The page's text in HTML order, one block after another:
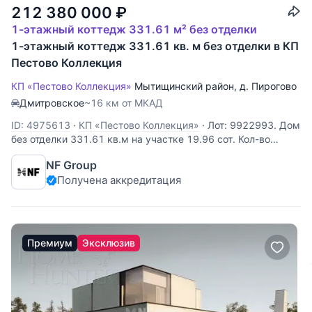
212 380 000 ₽
1-этажный коттедж 331.61 м² без отделки
1-этажный коттедж 331.61 кв. м без отделки в КП
Пестово Коллекция
КП «Пестово Коллекция» Мытищинский район, д. Пирогово
Дмитровское~16 км от МКАД
ID: 4975613 · КП «Пестово Коллекция» · Лот: 9922993. Дом
без отделки 331.61 кв.м на участке 19.96 cот. Кол-во
спален: 3. Кол-во с/у: 4. Поселок «Пирогово Коллекция».
Осташковское шоссе, 16 км от МКАД. Без комиссии для
покупателя. Одноэтажный дом площадью 332 м²
NF Group
Получена аккредитация
Премиум Эксклюзив